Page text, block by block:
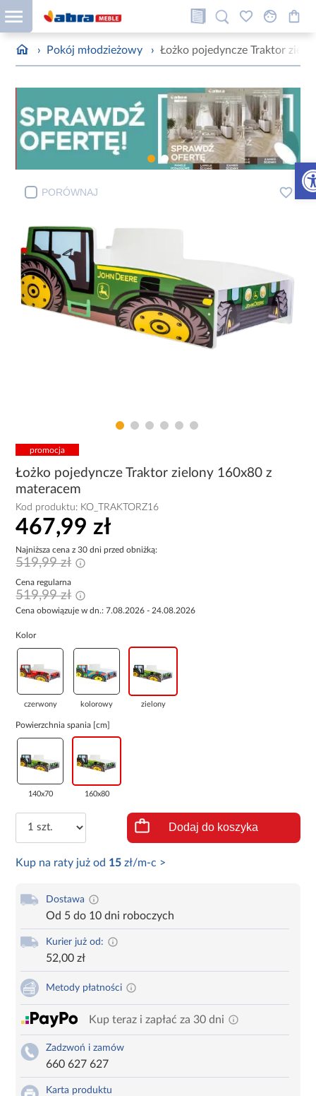
› Pokój młodzieżowy › Łożko pojedyncze Traktor
PORÓWNAJ
promocja
Łożko pojedyncze Traktor zielony 160x80 z
materacem
Kod produktu: KO_TRAKTORZ16
467,99 zł
Najniższa cena z 30 dni przed obniżką:
519,99 zł
Cena regularna
519,99 zł
Cena obowiązuje w dn.: 7.08.2026 - 24.08.2026
Kolor
czerwony kolorowy zielony
Powierzchnia spania [cm]
140x70 160x80
Dodaj do koszyka
Kup na raty już od 15 zł/m-c >
Dostawa
Od 5 do 10 dni roboczych
Kurier już od:
52,00 zł
Metody płatności
Kup teraz i zapłać za 30 dni
Zadzwoń i zamów
660 627 627
Karta produktu